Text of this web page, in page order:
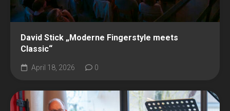
David Stick „Moderne Fingerstyle meets
Classic“
April 18, 2026 0